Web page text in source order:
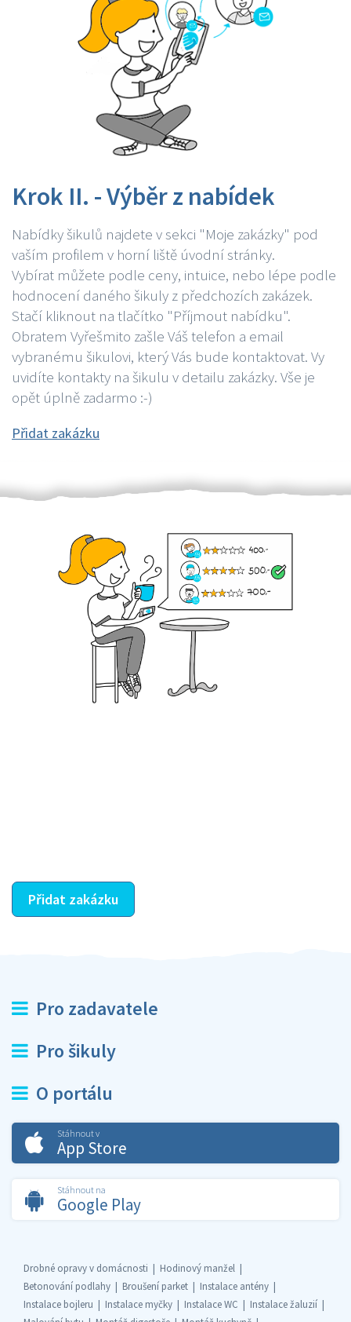
Krok II. - Výběr z nabídek
Nabídky šikulů najdete v sekci "Moje zakázky" pod
vaším profilem v horní liště úvodní stránky.
Vybírat můžete podle ceny, intuice, nebo lépe podle
hodnocení daného šikuly z předchozích zakázek.
Stačí kliknout na tlačítko "Příjmout nabídku".
Obratem Vyřešmito zašle Váš telefon a email
vybranému šikulovi, který Vás bude kontaktovat. Vy
uvidíte kontakty na šikulu v detailu zakázky. Vše je
opět úplně zadarmo :-)
Přidat zakázku
Přidat zakázku
Pro zadavatele
Pro šikuly
O portálu
Stáhnout v
App Store
Stáhnout na
Google Play
Drobné opravy v domácnosti
Hodinový manžel
Betonování podlahy
Broušení parket
Instalace antény
Instalace bojleru
Instalace myčky Instalace WC
Instalace žaluzií